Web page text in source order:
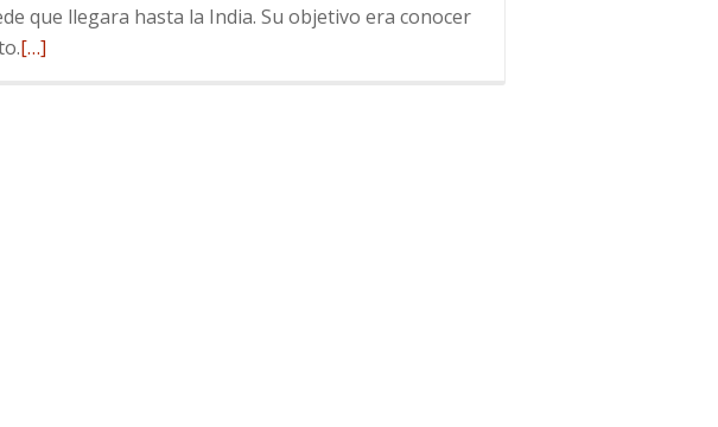
que llegara hasta la India. Su objetivo era conocer
Leer
[…]